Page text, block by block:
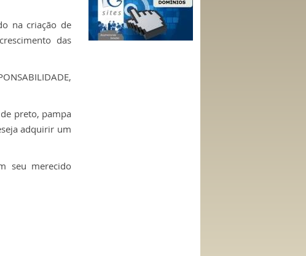
na criação de
das
preto, pampa
adquirir um
seu merecido